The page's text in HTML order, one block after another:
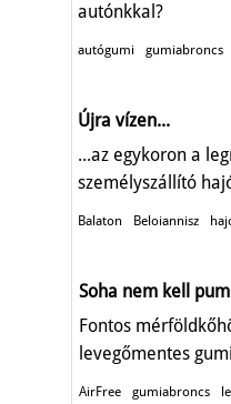
autónkkal?
autógumi gumiabroncs
Újra vízen...
...az egykoron a
személyszállító
Balaton Beloiannisz
Soha nem kell
Fontos
levegőmentes
AirFree gumiabroncs